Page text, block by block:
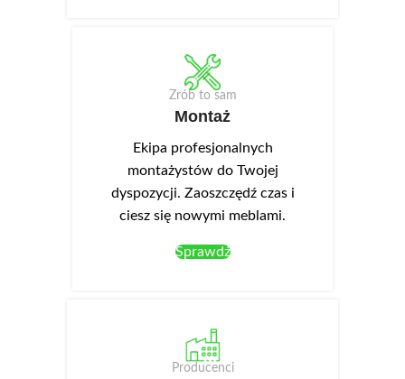
Zrób to sam
Montaż
Ekipa profesjonalnych
montażystów do Twojej
dyspozycji. Zaoszczędź czas i
ciesz się nowymi meblami.
Sprawdź
Producenci